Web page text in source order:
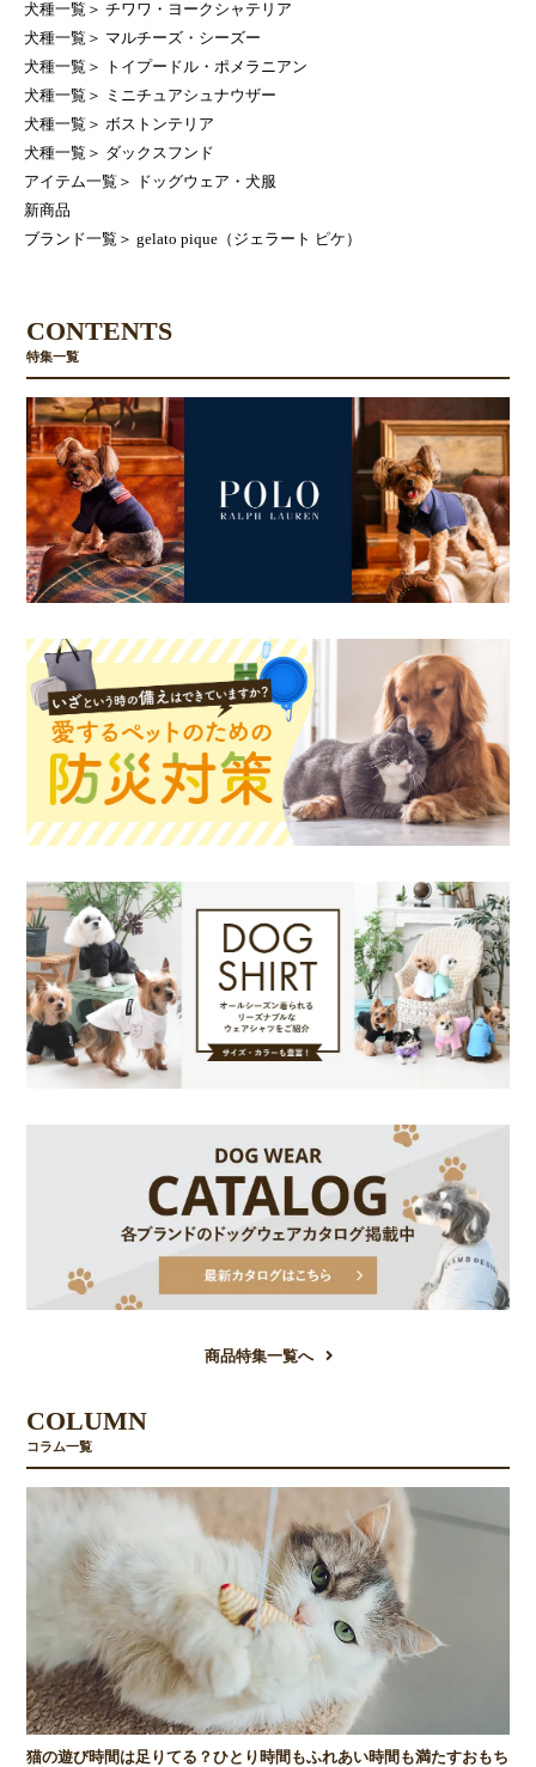
犬種一覧 ＞ チワワ・ヨークシャテリア
犬種一覧 ＞ マルチーズ・シーズー
犬種一覧 ＞
トイプードル・ポメラニアン
犬種一覧 ＞
ミニチュアシュナウザー
犬種一覧 ＞ ボストンテリア
犬種一覧 ＞ ダックスフンド
アイテム一覧 ＞
ドッグウェア・犬服
新商品
ブランド一覧 ＞ gelato pique（ジェラート ピケ）
CONTENTS
特集一覧
商品特集一覧へ
COLUMN
コラム一覧
猫の遊び時間は足りてる？ひとり時間もふれあい時間も満たすおもち